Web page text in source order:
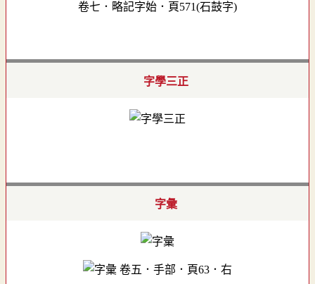
卷七．略記字始．頁571(石鼓字)
字學三正
字彙